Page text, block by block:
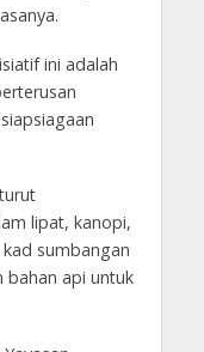
ini adalah
lipat, kanopi,
sumbangan
bahan api untuk